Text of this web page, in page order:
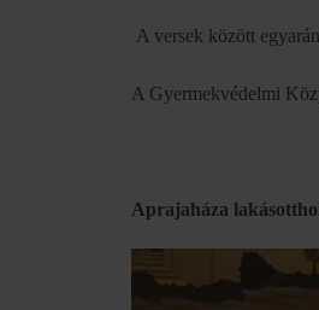
A versek között
A Gyermekvédelmi
Aprajaháza